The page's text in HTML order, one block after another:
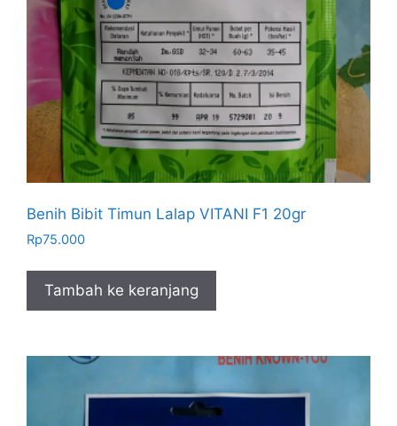
Benih Bibit Timun Lalap VITANI F1 20gr
Rp75.000
Tambah ke keranjang